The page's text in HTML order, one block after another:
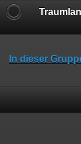
In dieser